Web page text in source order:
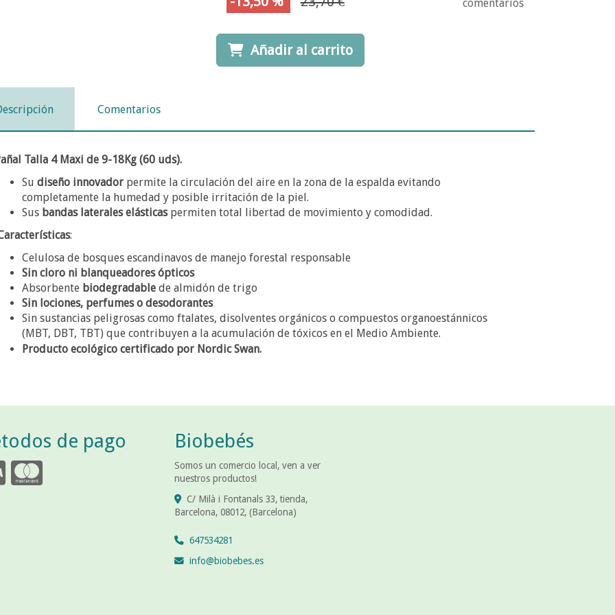
comentarios
Añadir al carrito
Comentarios
Talla 4 Maxi de 9-18Kg (60 uds).
Su diseño innovador permite la circulación del aire en la zona de la espalda evitando
completamente la humedad y posible irritación de la piel.
Sus bandas laterales elásticaspermiten total libertad de movimiento y comodidad.
:
Celulosa de bosques escandinavos de manejo forestal responsable
Sin cloro ni blanqueadores ópticos
Absorbente biodegradablede almidón de trigo
Sin lociones, perfumes o desodorantes
Sin sustancias peligrosas como ftalates, disolventes orgánicos o compuestos organoestánnicos
(MBT, DBT, TBT) que contribuyen a la acumulación de tóxicos en el Medio Ambiente.
Productoecológico certificado por Nordic Swan.
de pago Biobebés
Somos un comercio local, ven a ver
nuestros productos!
C/ Milà i Fontanals 33, tienda,
Barcelona, 08012, (Barcelona)
647534281
info
biobebes.es